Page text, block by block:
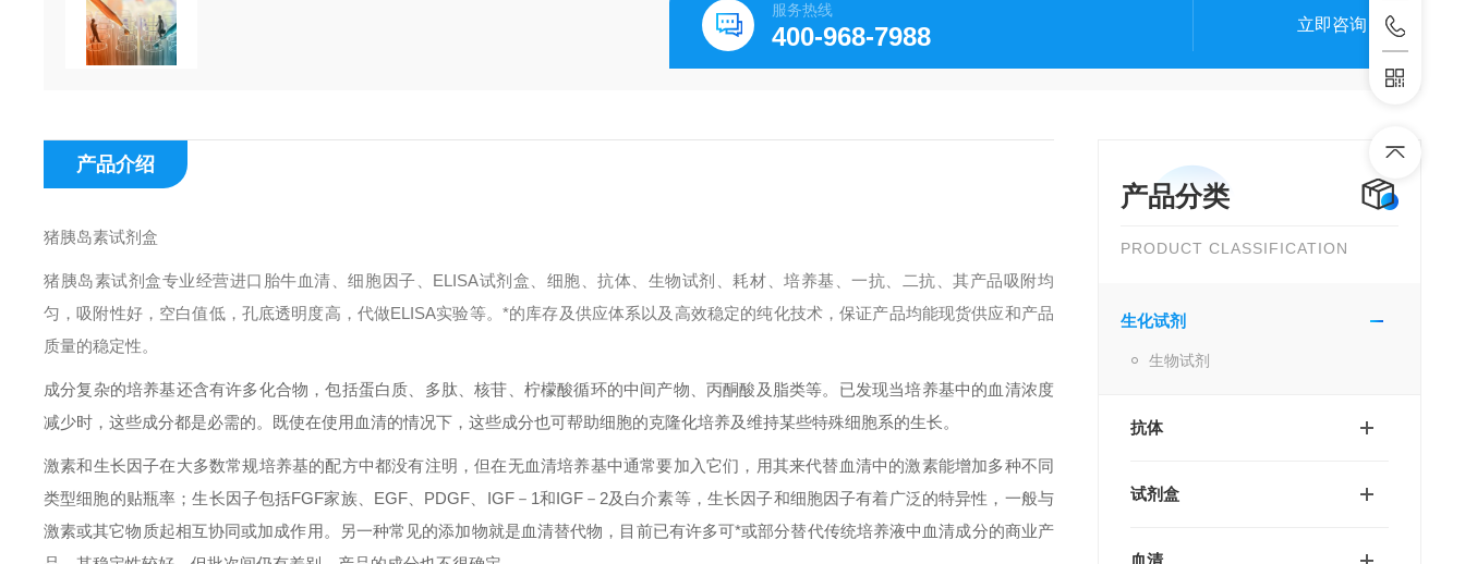
服务热线
400-968-7988 立即咨询
产品分类
PRODUCT CLASSIFICATION
生化试剂
生物试剂
抗体
试剂盒
血清
产品介绍
猪胰岛素试剂盒
猪胰岛素试剂盒专业经营进口胎牛血清、细胞因子、ELISA试剂盒、细胞、抗体、生物试剂、耗材、培养基、一抗、二抗、其产品吸附均
匀，吸附性好，空白值低，孔底透明度高，代做ELISA实验等。*的库存及供应体系以及高效稳定的纯化技术，保证产品均能现货供应和产品
质量的稳定性。
成分复杂的培养基还含有许多化合物，包括蛋白质、多肽、核苷、柠檬酸循环的中间产物、丙酮酸及脂类等。已发现当培养基中的血清浓度
减少时，这些成分都是必需的。既使在使用血清的情况下，这些成分也可帮助细胞的克隆化培养及维持某些特殊细胞系的生长。
激素和生长因子在大多数常规培养基的配方中都没有注明，但在无血清培养基中通常要加入它们，用其来代替血清中的激素能增加多种不同
类型细胞的贴瓶率；生长因子包括FGF家族、EGF、PDGF、IGF－1和IGF－2及白介素等，生长因子和细胞因子有着广泛的特异性，一般与
激素或其它物质起相互协同或加成作用。另一种常见的添加物就是血清替代物，目前已有许多可*或部分替代传统培养液中血清成分的商业产